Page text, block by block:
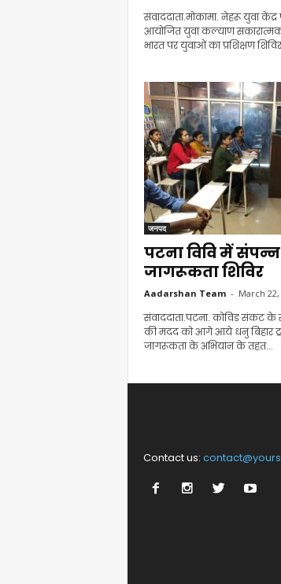
संवाददाता.मोकामा. नेहरू युवा
आयोजित युवा कल्याण
भारत पर युवाओं का प्रशिक्षण
जनपद
पटना विवि में
जागरूकता शिविर
Aadarshan Team - March 22,
संवाददाता.पटना. कोविड संकट
की मदद को आगे आये धनु बिहार
जागरूकता के अभियान के तहत...
Contact us: